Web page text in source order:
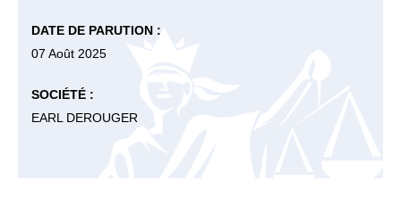
DATE DE PARUTION :
07 Août 2025
SOCIÉTÉ :
EARL DEROUGER